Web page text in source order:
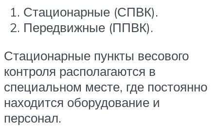
Стационарные (СПВК).
Передвижные (ППВК).
Стационарные пункты весового
контроля располагаются в
специальном месте, где постоянно
находится оборудование и
персонал.